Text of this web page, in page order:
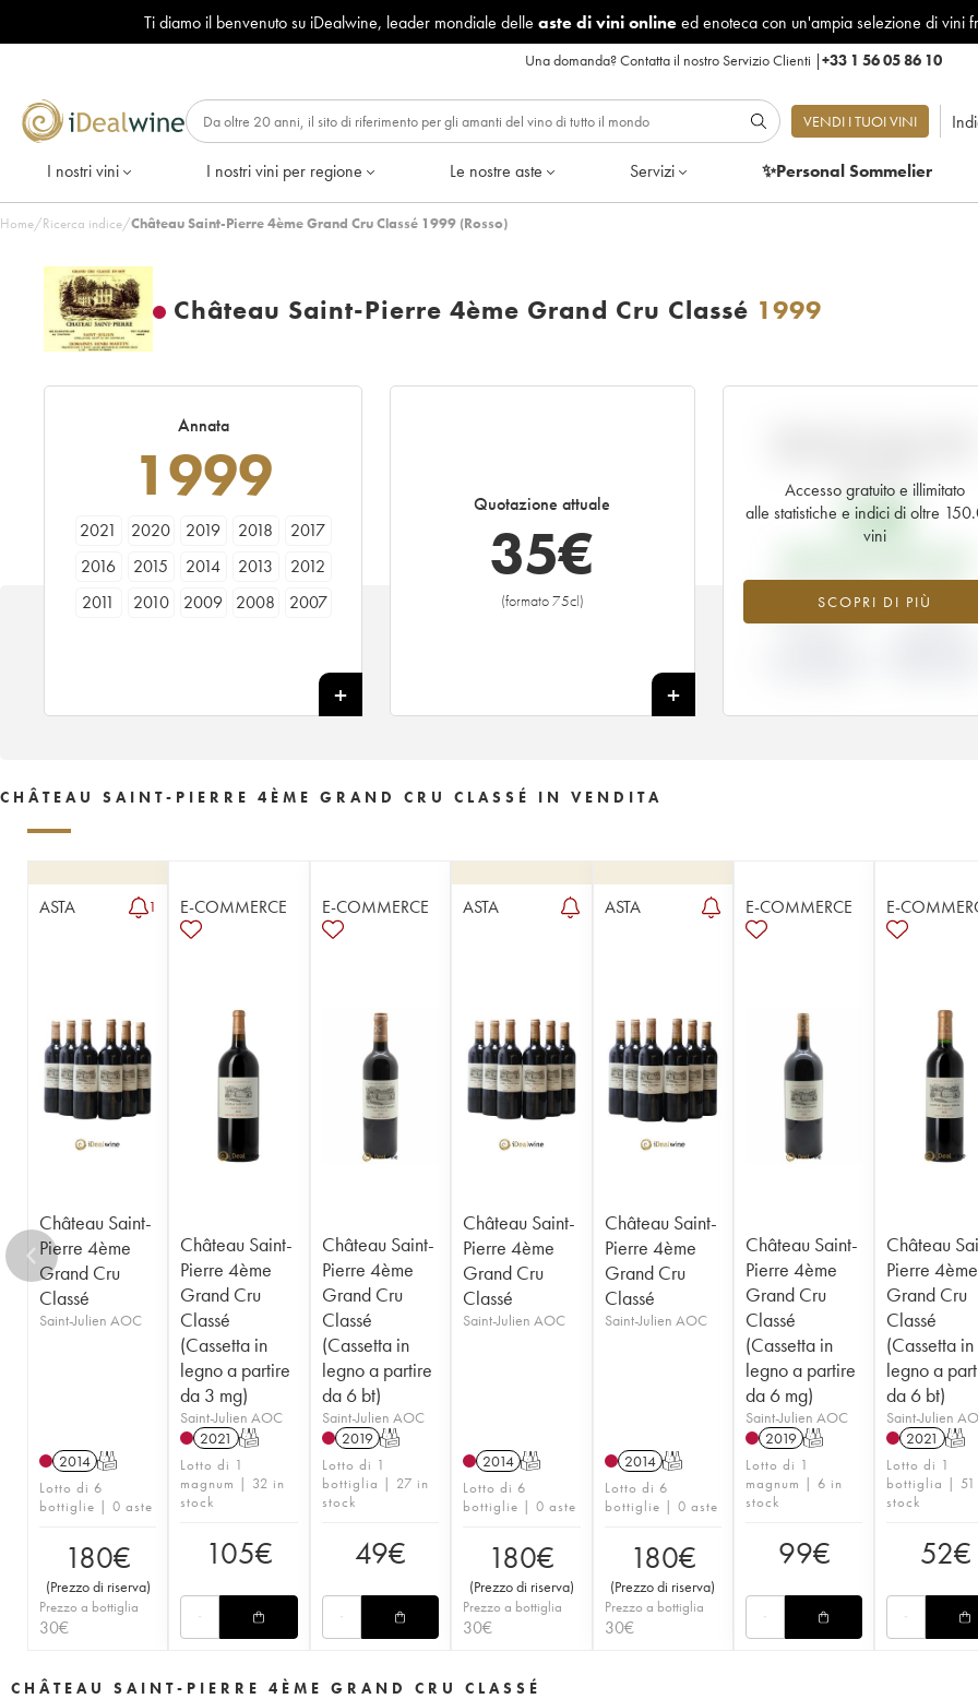
Ti diamo il benvenuto su iDealwine, leader mondiale delle aste di vini onlineed enoteca con un'ampia selezione di vini
Una domanda?Contatta il nostro Servizio Clienti |+33 1 56 05 86 10
VENDI I TUOI VINI
I nostri vini I nostri vini per regione Le nostre aste Servizi ✨Personal Sommelier
Home/Ricerca indice/Château Saint-Pierre 4ème Grand Cru Classé 1999 (Rosso)
Château Saint-Pierre 4ème Grand Cru Classé 1999
Annata
1999
2021 2020 2019 2018
2017
2016
2015 2014 2013
2012
2011
2010 2009 2008
2007
1997
1996
1995 1994 1993
1992
1983
1966
1962
1921
Quotazione attuale
35€
(formato 75cl)
+
Accesso gratuito e illimitato
alle statistiche e indici di oltre
vini
SCOPRI DI PIÙ
24€
+44.17% -4%
CHÂTEAU SAINT-PIERRE 4ÈME GRAND CRU CLASSÉ IN VENDITA
ASTA 1
Château Saint-
Pierre 4ème
Grand Cru
Classé
Saint-Julien AOC
2014 T
Lotto di 6
bottiglie | 0 aste
180€
(Prezzo di riserva)
Prezzo a bottiglia
30€
E-COMMERCE
Château Saint-
Pierre 4ème
Grand Cru
Classé
(Cassetta in
legno a partire
da 3 mg)
Saint-Julien AOC
2021 T
Lotto di 1
magnum | 32 in
stock
105€
E-COMMERCE
Château Saint-
Pierre 4ème
Grand Cru
Classé
(Cassetta in
legno a partire
da 6 bt)
Saint-Julien AOC
2019 T
Lotto di 1
bottiglia | 27 in
stock
49€
ASTA
Château Saint-
Pierre 4ème
Grand Cru
Classé
Saint-Julien AOC
2014 T
Lotto di 6
bottiglie | 0 aste
180€
(Prezzo di riserva)
Prezzo a bottiglia
30€
ASTA
Château Saint-
Pierre 4ème
Grand Cru
Classé
Saint-Julien AOC
2014 T
Lotto di 6
bottiglie | 0 aste
180€
(Prezzo di riserva)
Prezzo a bottiglia
30€
E-COMMERCE
Château Saint-
Pierre 4ème
Grand Cru
Classé
(Cassetta in
legno a partire
da 6 mg)
Saint-Julien AOC
2019 T
Lotto di 1
magnum | 6 in
stock
99€
E-
Château
Pierre 4ème
Grand Cru
Classé
(Cassetta in
legno a
da 6 bt)
Saint-Julien
2021 T
Lotto di 1
bottiglia |
stock
52€
CHÂTEAU SAINT-PIERRE 4ÈME GRAND CRU CLASSÉ